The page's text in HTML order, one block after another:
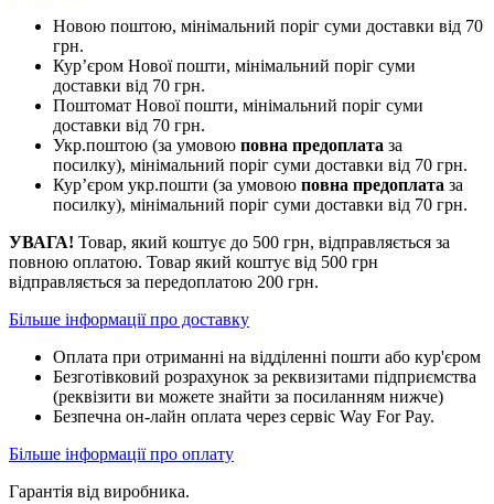
Новою поштою, мінімальний поріг суми доставки від 70
грн.
Кур’єром Нової пошти, мінімальний поріг суми
доставки від 70 грн.
Поштомат Нової пошти, мінімальний поріг суми
доставки від 70 грн.
Укр.поштою (за умовою повна предоплата за
посилку), мінімальний поріг суми доставки від 70 грн.
Кур’єром укр.пошти (за умовою повна предоплата за
посилку), мінімальний поріг суми доставки від 70 грн.
УВАГА! Товар, який коштує до 500 грн, відправляється за
повною оплатою. Товар який коштує від 500 грн
відправляється за передоплатою 200 грн.
Більше інформації про доставку
Оплата при отриманні на відділенні пошти або кур'єром
Безготівковий розрахунок за реквизитами підприємства
(реквізити ви можете знайти за посиланням нижче)
Безпечна он-лайн оплата через сервіс Way For Pay.
Більше інформації про оплату
Гарантія від виробника.